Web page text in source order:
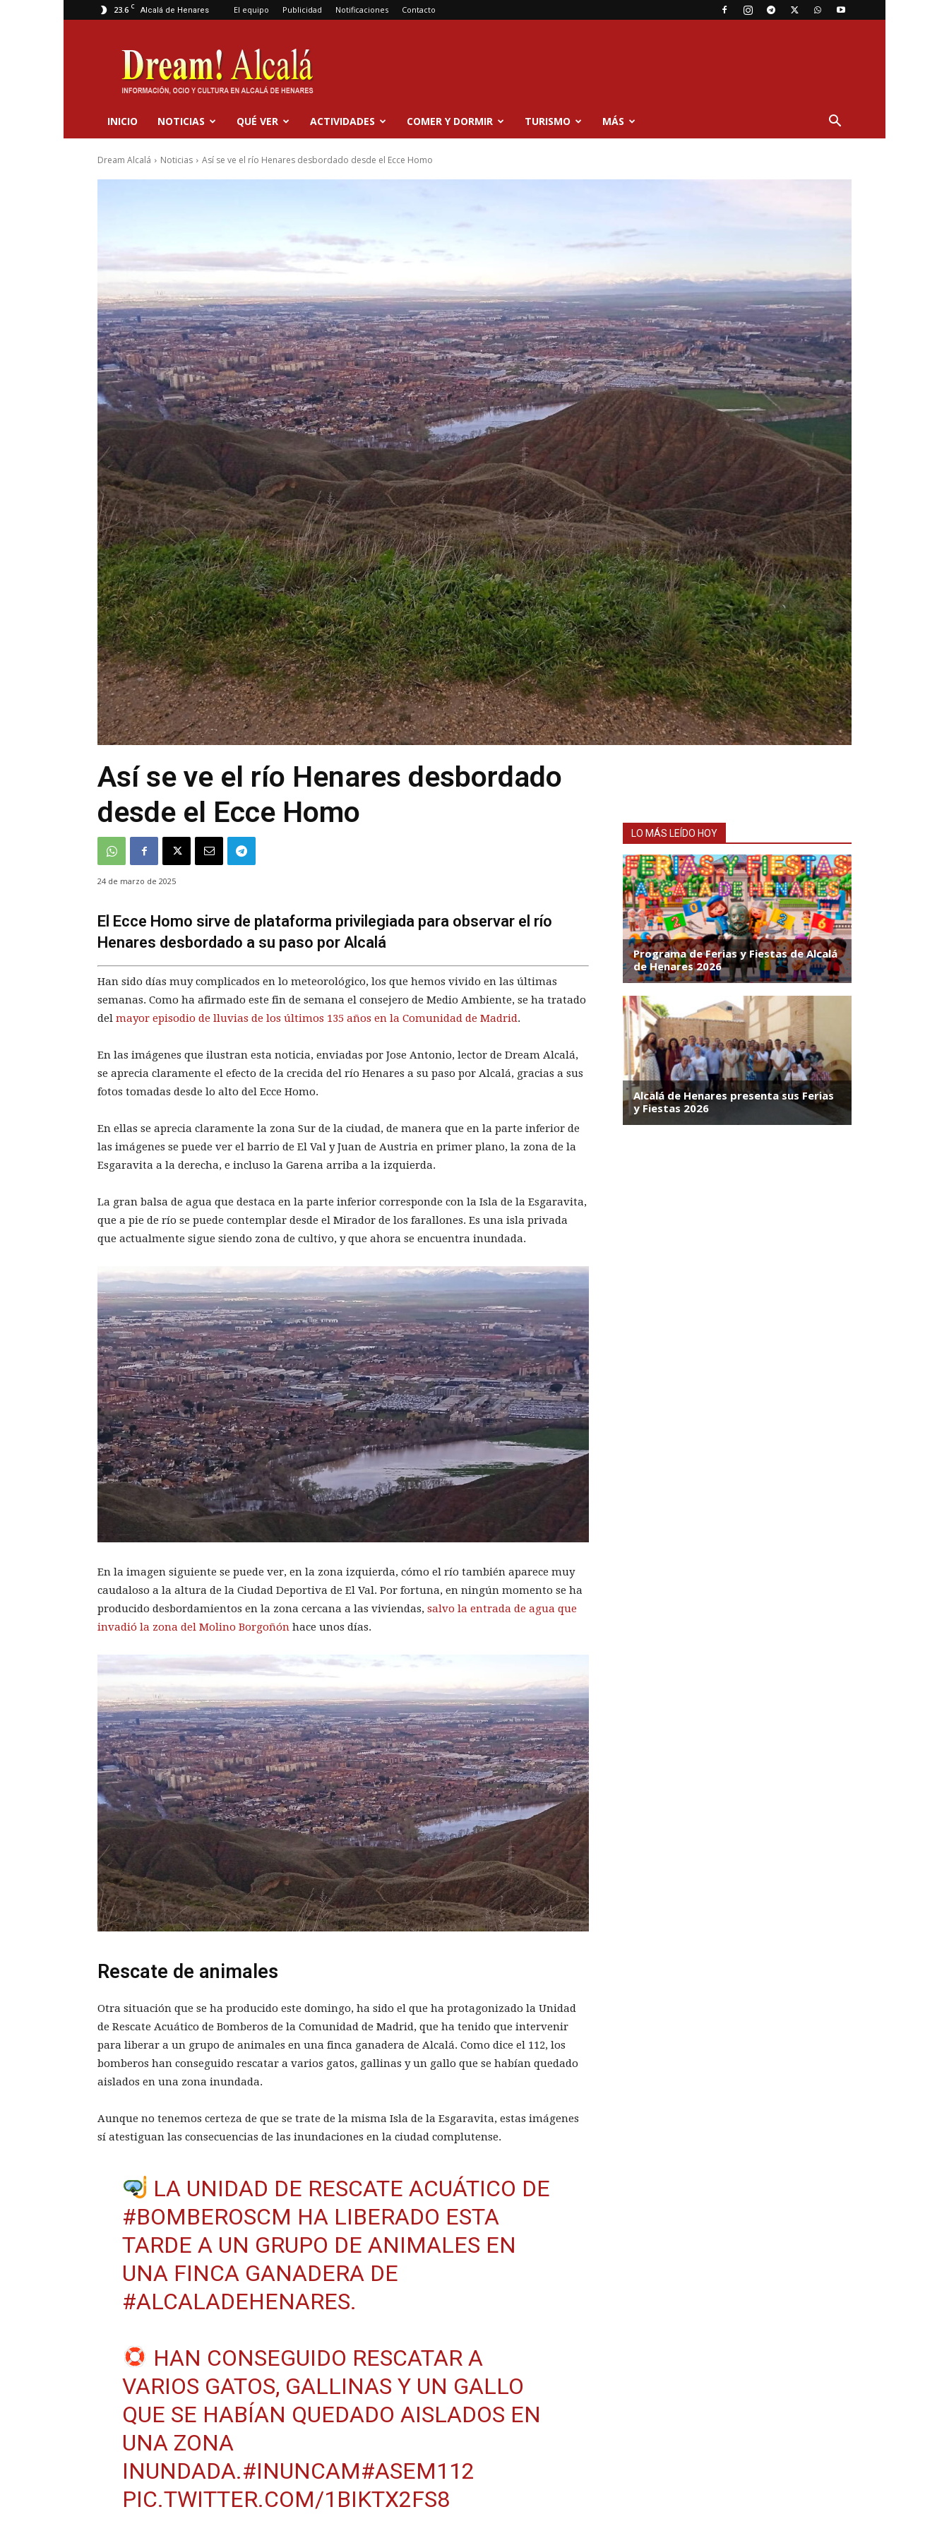
23.6 C Alcalá de Henares El equipo Publicidad Notificaciones Contacto
Dream
Alcalá
INICIO NOTICIAS QUÉ VER ACTIVIDADES COMER Y DORMIR TURISMO MÁS
Dream Alcalá Noticias Así se ve el río Henares desbordado desde el Ecce Homo
Así se ve el río Henares desbordado
desde el Ecce Homo
24 de marzo de 2025
El Ecce Homo sirve de plataforma privilegiada para observar el río
Henares desbordado a su paso por Alcalá
Han sido días muy complicados en lo meteorológico, los que hemos vivido en las últimas
semanas. Como ha afirmado este fin de semana el consejero de Medio Ambiente, se ha tratado
del mayor episodio de lluvias de los últimos 135 años en la Comunidad de Madrid.
En las imágenes que ilustran esta noticia, enviadas por Jose Antonio, lector de Dream Alcalá,
se aprecia claramente el efecto de la crecida del río Henares a su paso por Alcalá, gracias a sus
fotos tomadas desde lo alto del Ecce Homo.
En ellas se aprecia claramente la zona Sur de la ciudad, de manera que en la parte inferior de
las imágenes se puede ver el barrio de El Val y Juan de Austria en primer plano, la zona de la
Esgaravita a la derecha, e incluso la Garena arriba a la izquierda.
La gran balsa de agua que destaca en la parte inferior corresponde con la Isla de la Esgaravita,
que a pie de río se puede contemplar desde el Mirador de los farallones. Es una isla privada
que actualmente sigue siendo zona de cultivo, y que ahora se encuentra inundada.
En la imagen siguiente se puede ver, en la zona izquierda, cómo el río también aparece muy
caudaloso a la altura de la Ciudad Deportiva de El Val. Por fortuna, en ningún momento se ha
producido desbordamientos en la zona cercana a las viviendas, salvo la entrada de agua que
invadió la zona del Molino Borgoñón hace unos días.
Rescate de animales
Otra situación que se ha producido este domingo, ha sido el que ha protagonizado la Unidad
de Rescate Acuático de Bomberos de la Comunidad de Madrid, que ha tenido que intervenir
para liberar a un grupo de animales en una finca ganadera de Alcalá. Como dice el 112, los
bomberos han conseguido rescatar a varios gatos, gallinas y un gallo que se habían quedado
aislados en una zona inundada.
Aunque no tenemos certeza de que se trate de la misma Isla de la Esgaravita, estas imágenes
sí atestiguan las consecuencias de las inundaciones en la ciudad complutense.
LA UNIDAD DE RESCATE ACUÁTICO DE
#BOMBEROSCM HA LIBERADO ESTA
TARDE A UN GRUPO DE ANIMALES EN
UNA FINCA GANADERA DE
#ALCALADEHENARES.
HAN CONSEGUIDO RESCATAR A
VARIOS GATOS, GALLINAS Y UN GALLO
QUE SE HABÍAN QUEDADO AISLADOS EN
UNA ZONA
INUNDADA.#INUNCAM#ASEM112
PIC.TWITTER.COM/1BIKTX2FS8
LO MÁS LEÍDO HOY